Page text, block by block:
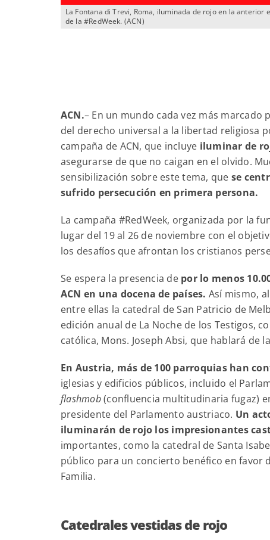
La Fontana di Trevi, Roma, iluminada de rojo en la anterior
de la #RedWeek. (ACN)
ACN.– En un mundo cada vez más
del derecho universal a la libertad religiosa
campaña de ACN, que incluye iluminar de
asegurarse de que no caigan en el olvido.
sensibilización sobre este tema, que se
sufrido persecución en primera persona.
La campaña #RedWeek, organizada por la
lugar del 19 al 26 de noviembre con el
los desafíos que afrontan los cristianos
Se espera la presencia de por lo menos
ACN en una docena de países. Así mismo,
entre ellas la catedral de San Patricio de
edición anual de La Noche de los Testigos,
católica, Mons. Joseph Absi, que hablará de
En Austria, más de 100 parroquias han
iglesias y edificios públicos, incluido el
flashmob(confluencia multitudinaria fugaz)
presidente del Parlamento austriaco. Un
iluminarán de rojo los impresionantes
importantes, como la catedral de Santa
público para un concierto benéfico en favor
Familia.
Catedrales vestidas de rojo